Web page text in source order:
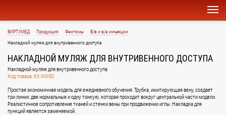
ВИРТУМЕД Продукция Фантомы
В/в и в/а инъекции
Накладной муляж для внутривенного доступа
НАКЛАДНОЙ МУЛЯЖ ДЛЯ ВНУТРИВЕННОГО ДОСТУПА
Накладной муляж для внутривенного доступа
Код товара: KK.MW50
Простая экономичная модель для ежедневного обучения. Трубка, имитирующая вену, создает
три линии: две нормальные и одну тонкую, которая проходит вокруг центральной части модели.
Реалистичное сопротивление тканей и стенки вены при продвижении иглы. Накладка для
пункций является заменяемой.